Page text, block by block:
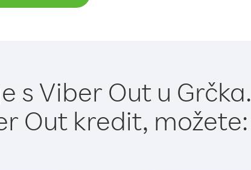
s Viber Out u Grčka.
Out kredit, možete: